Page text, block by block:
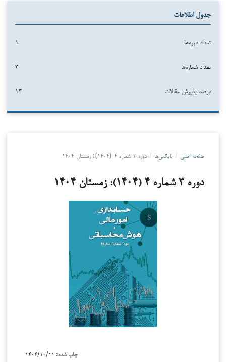
جدول اطلاعات
تعداد دوره‌ها ۱
تعداد شماره‌ها ۳
درصد پذیرش مقالات ۱۳
صفحه اصلی / بایگانی‌ها / دوره ۳ شماره ۴ (۱۴۰۴): زمستان ۱۴۰۴
دوره ۳ شماره ۴ (۱۴۰۴): زمستان ۱۴۰۴
چاپ شده: ۱۴۰۴/۱۰/۱۱